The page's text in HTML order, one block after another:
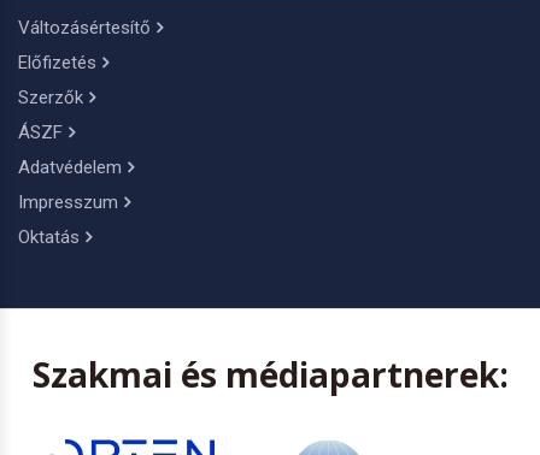
Változásértesítő
Előfizetés
Szerzők
ÁSZF
Adatvédelem
Impresszum
Oktatás
Szakmai és médiapartnerek: